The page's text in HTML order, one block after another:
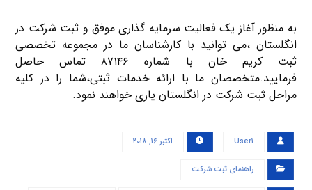
به منظور آغاز یک فعالیت سرمایه گذاری موفق و ثبت شرکت در
انگلستان ،می توانید با کارشناسان ما در مجموعه تخصصی
ثبت کریم خان با شماره ۸۷۱۴۶ تماس حاصل
فرمایید.متخصصان ما با ارائه خدمات ثبتی،شما را در کلیه
مراحل ثبت شرکت در انگلستان یاری خواهند نمود.
User۱ اکتبر ۱۶, ۲۰۱۸
راهنمای ثبت شرکت